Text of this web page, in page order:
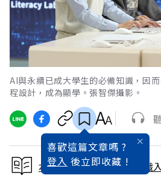
AI與永續已成大學生的必備知識，因
程設計，成為顯學。張智傑攝影。
喜歡這篇文章嗎 ?
登入 後立即收藏 !
本文出自2026大學暨技職